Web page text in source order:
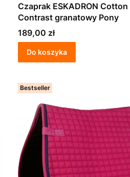
Czaprak ESKADRON Cotton
Contrast granatowy Pony
Cena
189,00 zł
Do koszyka
Bestseller